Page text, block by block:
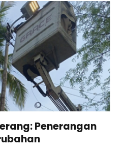
Penerangan